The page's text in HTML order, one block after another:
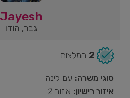
Jayesh
גבר, הודו
2 המלצות
סוגי משרה: עם לינה
איזור רישיון: איזור 2